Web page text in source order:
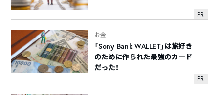
PR
PR
お金
「Sony Bank WALLET」は旅好き
のために作られた最強のカード
だった！